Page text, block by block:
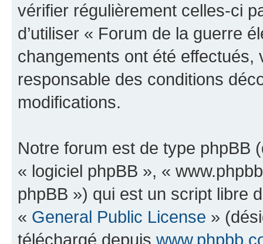
vérifier régulièrement celles-ci
d’utiliser « Forum de la guerre
changements ont été effectués,
responsable des conditions
modifications.
Notre forum est de type phpBB
« logiciel phpBB », «
phpBB ») qui est un script libre
« General Public License »
téléchargé depuis